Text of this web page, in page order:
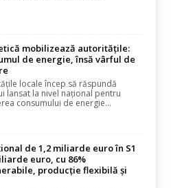
mobilizează autoritățile:
de energie, însă vârful de
locale încep să răspundă
lansat la nivel național pentru
consumului de energie...
de 1,2 miliarde euro în S1
euro, cu 86%
producție flexibilă și